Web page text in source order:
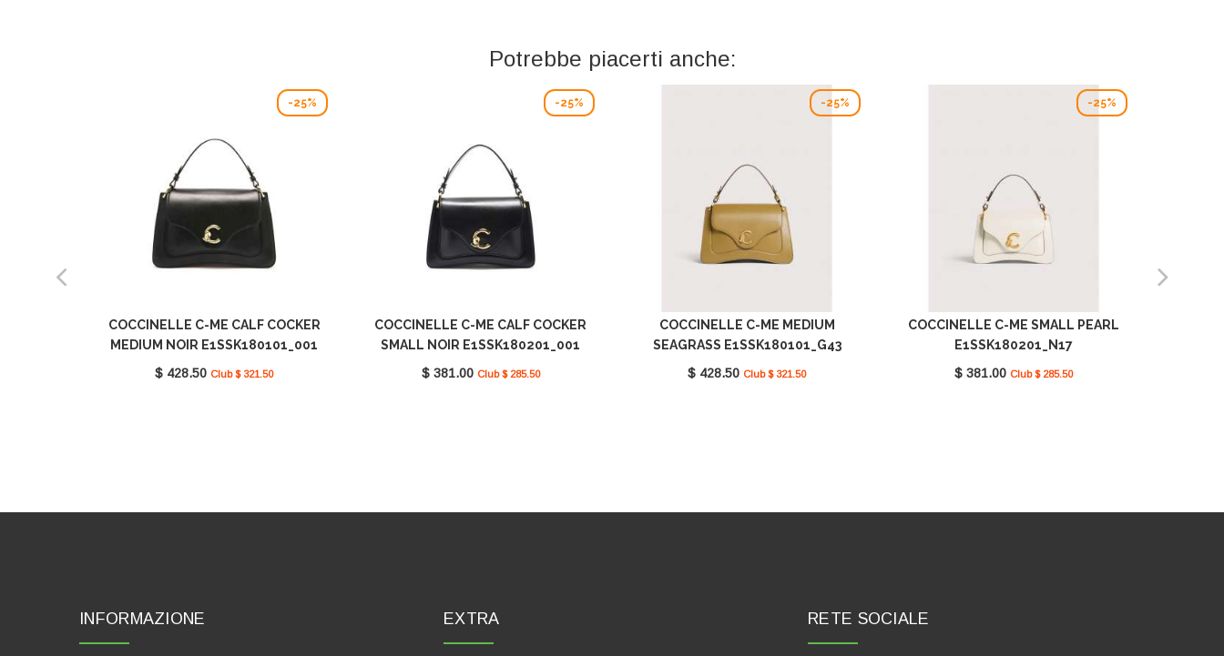
Potrebbe piacerti anche:
-25%
COCCINELLE C-ME CALF COCKER
MEDIUM NOIR E1SSK180101_001
$ 428.50 Club $ 321.50
-25%
COCCINELLE C-ME CALF COCKER
SMALL NOIR E1SSK180201_001
$ 381.00 Club $ 285.50
-25%
COCCINELLE C-ME MEDIUM
SEAGRASS E1SSK180101_G43
$ 428.50 Club $ 321.50
-25%
COCCINELLE C-ME SMALL PEARL
E1SSK180201_N17
$ 381.00 Club $ 285.50
INFORMAZIONE EXTRA RETE SOCIALE